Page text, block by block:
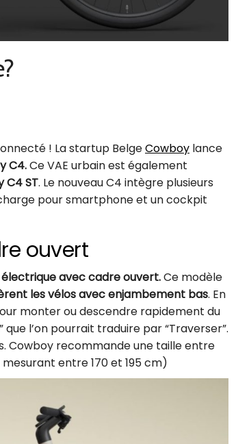
! La startup BelgeCowboy lance
C4.Ce VAE urbain est également
C4 ST. Le nouveau C4 intègre plusieurs
pour smartphone et un cockpit
ouvert
avec cadre ouvert.Ce modèle
les vélos avec enjambement bas. En
monter ou descendre rapidement du
que l’on pourrait traduire par “Traverser”.
Cowboy recommande une taille entre
entre 170 et 195 cm)